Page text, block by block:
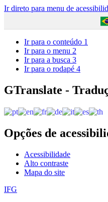
Ir direto para menu de
Ir para o conteúdo 1
Ir para o menu 2
Ir para a busca 3
Ir para o rodapé 4
GTranslate -
Opções de
Acessibilidade
Alto contraste
Mapa do site
IFG